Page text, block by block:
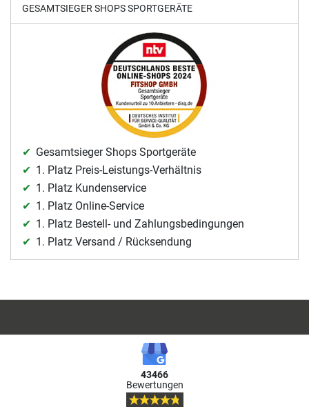
GESAMTSIEGER SHOPS SPORTGERÄTE
Gesamtsieger Shops Sportgeräte
1. Platz Preis-Leistungs-Verhältnis
1. Platz Kundenservice
1. Platz Online-Service
1. Platz Bestell- und Zahlungsbedingungen
1. Platz Versand / Rücksendung
43466
Bewertungen